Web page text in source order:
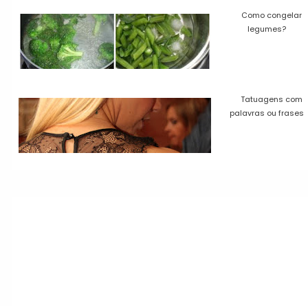
Como congelar
legumes?
Tatuagens com
palavras ou frases